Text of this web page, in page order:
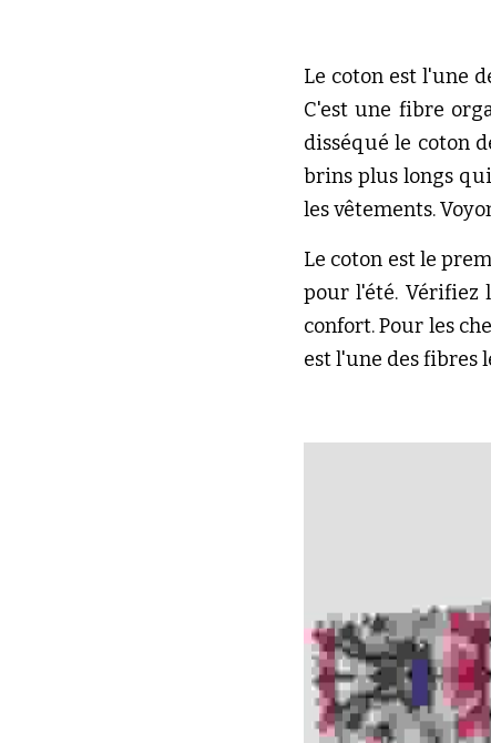
Le coton est l'une
C'est une fibre
disséqué le coton
brins plus longs
les vêtements.
Le coton est le
pour l'été. Vérifiez
confort. Pour les
est l'une des fibres